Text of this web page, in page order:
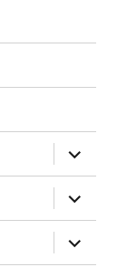
ouvrir
le
sous-
menu
ouvrir
le
sous-
menu
ouvrir
le